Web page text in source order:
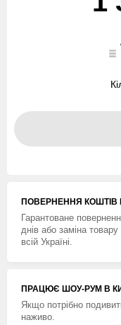
ПОВЕРНЕННЯ КОШТIВ
Гарантоване
днів або заміна
всій Україні.
ПРАЦЮЄ ШОУ-РУМ В
Якщо потрібно
наживо.